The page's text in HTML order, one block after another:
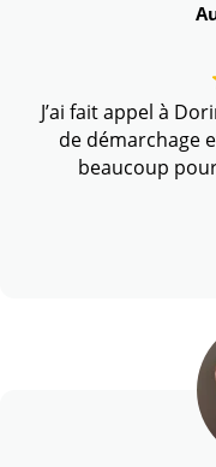
J’ai fait appel à
de démarchage
beaucoup